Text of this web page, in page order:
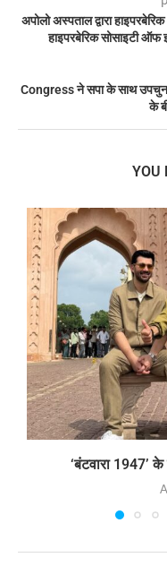
अपोलो अस्पताल द्वारा
हाइपरबेरिक सोसाइटी ऑफ
Congress ने सपा के साथ
के
YOU
‘बंटवारा